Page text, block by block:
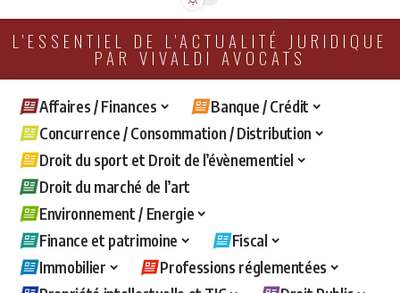
L'ESSENTIEL DE L'ACTUALITÉ JURIDIQUE
PAR VIVALDI AVOCATS
Affaires / Finances
Banque / Crédit
Concurrence / Consommation / Distribution
Droit du sport et Droit de l’évènementiel
Droit du marché de l’art
Environnement / Energie
Finance et patrimoine
Fiscal
Immobilier
Professions réglementées